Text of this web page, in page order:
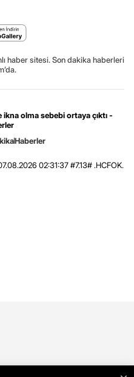
haber sitesi. Son dakika haberleri
olma sebebi ortaya çıktı -
Haberler
02:31:37 #7.13# .HCFOK.